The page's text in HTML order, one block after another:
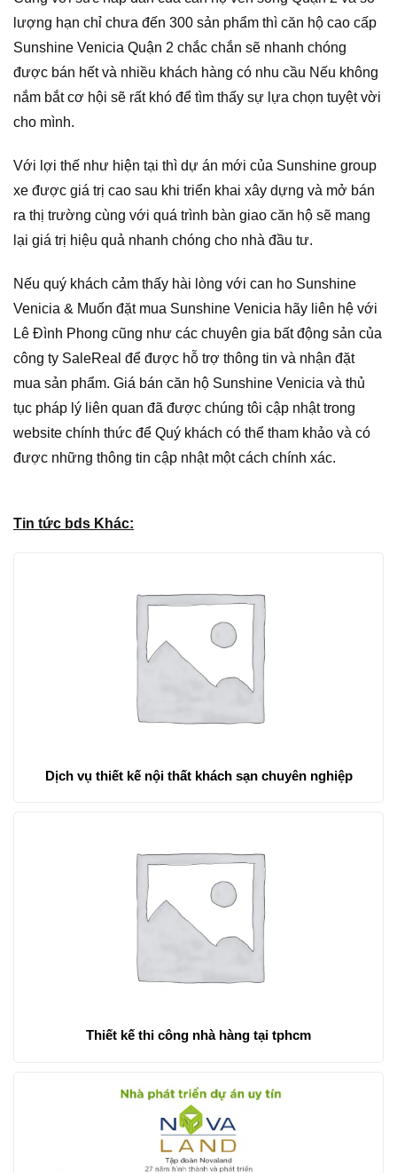
lượng hạn chỉ chưa đến 300 sản phẩm thì căn hộ cao cấp
Sunshine Venicia Quận 2 chắc chắn sẽ nhanh chóng
được bán hết và nhiều khách hàng có nhu cầu Nếu không
nắm bắt cơ hội sẽ rất khó để tìm thấy sự lựa chọn tuyệt vời
cho mình.
Với lợi thế như hiện tại thì dự án mới của Sunshine group
xe được giá trị cao sau khi triển khai xây dựng và mở bán
ra thị trường cùng với quá trình bàn giao căn hộ sẽ mang
lại giá trị hiệu quả nhanh chóng cho nhà đầu tư.
Nếu quý khách cảm thấy hài lòng với can ho Sunshine
Venicia & Muốn đặt mua Sunshine Venicia hãy liên hệ với
Lê Đình Phong cũng như các chuyên gia bất động sản của
công ty SaleReal để được hỗ trợ thông tin và nhận đặt
mua sản phẩm. Giá bán căn hộ Sunshine Venicia và thủ
tục pháp lý liên quan đã được chúng tôi cập nhật trong
website chính thức để Quý khách có thể tham khảo và có
được những thông tin cập nhật một cách chính xác.
Tin tức bds Khác:
Dịch vụ thiết kế nội thất khách sạn chuyên nghiệp
Thiết kế thi công nhà hàng tại tphcm